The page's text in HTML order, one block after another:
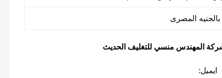
شركة المهندس منسي للتغليف الحديث
ايميل: